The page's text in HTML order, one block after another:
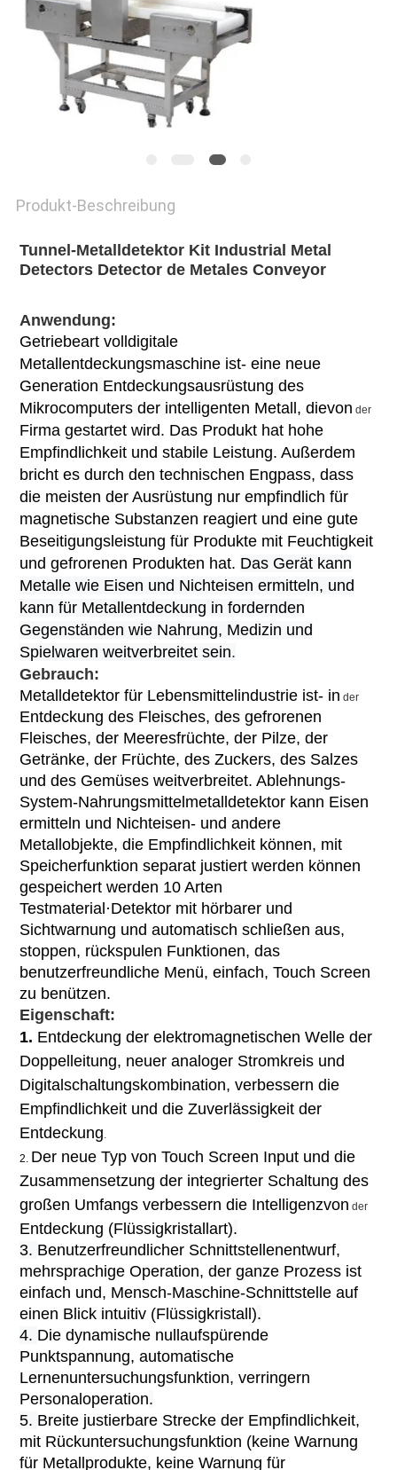
Produkt-Beschreibung
Tunnel-Metalldetektor Kit Industrial Metal
Detectors Detector de Metales Conveyor
Anwendung:
Getriebeart volldigitale
Metallentdeckungsmaschine ist- eine neue
Generation Entdeckungsausrüstung des
Mikrocomputers der intelligenten Metall, dievon der
Firma gestartet wird. Das Produkt hat hohe
Empfindlichkeit und stabile Leistung. Außerdem
bricht es durch den technischen Engpass, dass
die meisten der Ausrüstung nur empfindlich für
magnetische Substanzen reagiert und eine gute
Beseitigungsleistung für Produkte mit Feuchtigkeit
und gefrorenen Produkten hat. Das Gerät kann
Metalle wie Eisen und Nichteisen ermitteln, und
kann für Metallentdeckung in fordernden
Gegenständen wie Nahrung, Medizin und
Spielwaren weitverbreitet sein.
Gebrauch:
Metalldetektor für Lebensmittelindustrie ist- in der
Entdeckung des Fleisches, des gefrorenen
Fleisches, der Meeresfrüchte, der Pilze, der
Getränke, der Früchte, des Zuckers, des Salzes
und des Gemüses weitverbreitet. Ablehnungs-
System-Nahrungsmittelmetalldetektor kann Eisen
ermitteln und Nichteisen- und andere
Metallobjekte, die Empfindlichkeit können, mit
Speicherfunktion separat justiert werden können
gespeichert werden 10 Arten
Testmaterial·Detektor mit hörbarer und
Sichtwarnung und automatisch schließen aus,
stoppen, rückspulen Funktionen, das
benutzerfreundliche Menü, einfach, Touch Screen
zu benützen.
Eigenschaft:
1. Entdeckung der elektromagnetischen Welle der
Doppelleitung, neuer analoger Stromkreis und
Digitalschaltungskombination, verbessern die
Empfindlichkeit und die Zuverlässigkeit der
Entdeckung.
2. Der neue Typ von Touch Screen Input und die
Zusammensetzung der integrierter Schaltung des
großen Umfangs verbessern die Intelligenzvon der
Entdeckung (Flüssigkristallart).
3. Benutzerfreundlicher Schnittstellenentwurf,
mehrsprachige Operation, der ganze Prozess ist
einfach und, Mensch-Maschine-Schnittstelle auf
einen Blick intuitiv (Flüssigkristall).
4. Die dynamische nullaufspürende
Punktspannung, automatische
Lernenuntersuchungsfunktion, verringern
Personaloperation.
5. Breite justierbare Strecke der Empfindlichkeit,
mit Rückuntersuchungsfunktion (keine Warnung
für Metallprodukte, keine Warnung für